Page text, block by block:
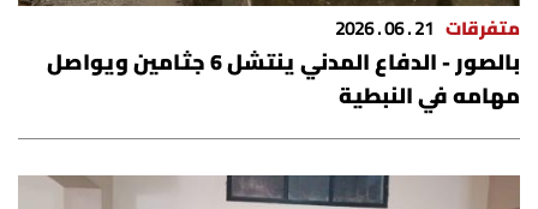
متفرقات 21 . 06 . 2026
بالصور - الدفاع المدني ينتشل 6 جثامين ويواصل
مهامه في النبطية